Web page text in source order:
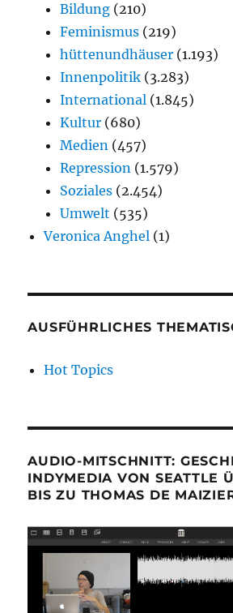
Bildung (210)
Feminismus (219)
hüttenundhäuser (1.193)
Innenpolitik (3.283)
International (1.845)
Kultur (680)
Medien (457)
Repression (1.579)
Soziales (2.454)
Umwelt (535)
Veronica Anghel (1)
AUSFÜHRLICHES
Hot Topics
AUDIO-MITSCHNITT:
INDYMEDIA VON SEATTLE
BIS ZU THOMAS DE